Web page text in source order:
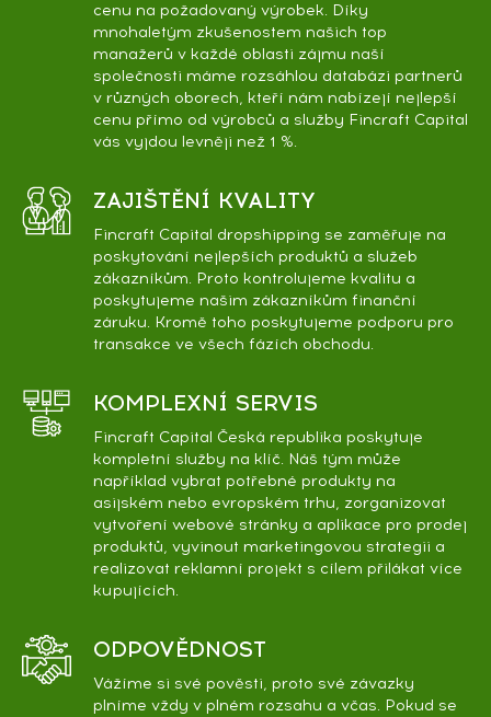
cenu na požadovaný výrobek. Díky
mnohaletým zkušenostem našich top
manažerů v každé oblasti zájmu naší
společnosti máme rozsáhlou databázi partnerů
v různých oborech, kteří nám nabízejí nejlepší
cenu přímo od výrobců a služby Fincraft Capital
vás vyjdou levněji než 1 %.
ZAJIŠTĚNÍ KVALITY
Fincraft Capital dropshipping se zaměřuje na
poskytování nejlepších produktů a služeb
zákazníkům. Proto kontrolujeme kvalitu a
poskytujeme našim zákazníkům finanční
záruku. Kromě toho poskytujeme podporu pro
transakce ve všech fázích obchodu.
KOMPLEXNÍ SERVIS
Fincraft Capital Česká republika poskytuje
kompletní služby na klíč. Náš tým může
například vybrat potřebné produkty na
asijském nebo evropském trhu, zorganizovat
vytvoření webové stránky a aplikace pro prodej
produktů, vyvinout marketingovou strategii a
realizovat reklamní projekt s cílem přilákat více
kupujících.
ODPOVĚDNOST
Vážíme si své pověsti, proto své závazky
plníme vždy v plném rozsahu a včas. Pokud se